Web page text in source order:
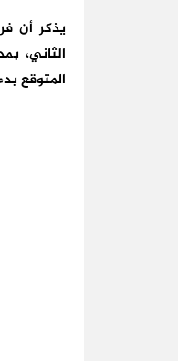
يذكر أن
المتوقع